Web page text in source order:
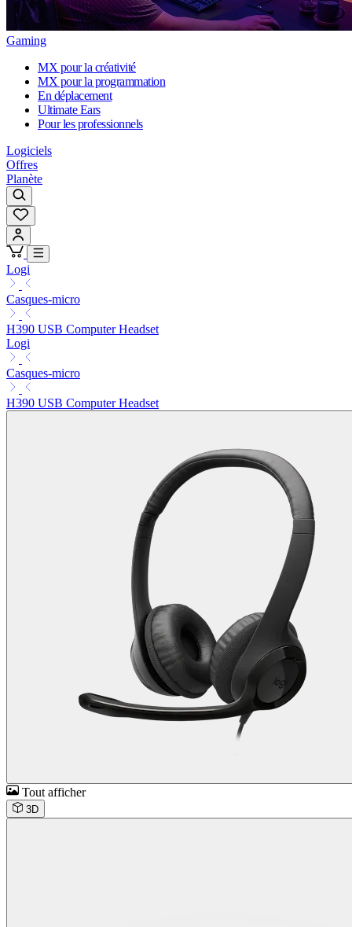
Gaming
MX pour la créativité
MX pour la programmation
En déplacement
Ultimate Ears
Pour les professionnels
Logiciels
Offres
Planète
Logi
Casques-micro
H390 USB Computer Headset
Logi
Casques-micro
H390 USB Computer Headset
Tout afficher
3D